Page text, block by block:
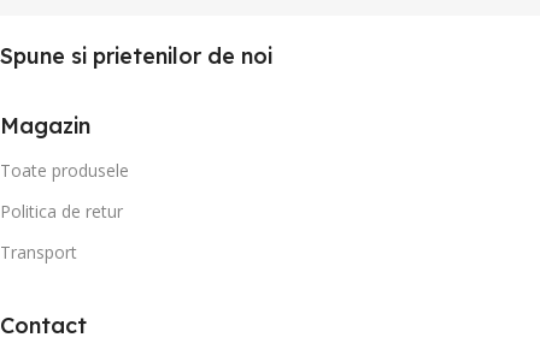
Spune si prietenilor de noi
Magazin
Toate produsele
Politica de retur
Transport
Contact